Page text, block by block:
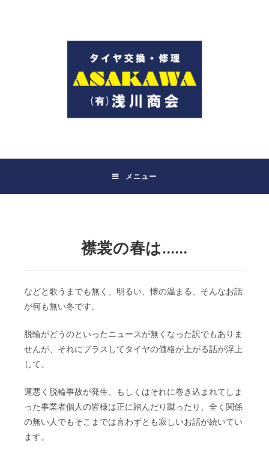
メニュー
襟裳の春は……
などと歌うまでも無く、明るい、懐の温まる、そんなお話
が何も無い冬です。
脱輪がどうのといったニュースが無くなった訳でもありま
せんが、それにプラスしてタイヤの価格が上がる話が浮上
して。
運悪く脱輪事故が発生、もしくはそれに巻き込まれてしま
った事業者個人の皆様は正に踏んだり蹴ったり、全く関係
の無い人でもそこまでは言わずとも寂しいお話が続いてい
ます。